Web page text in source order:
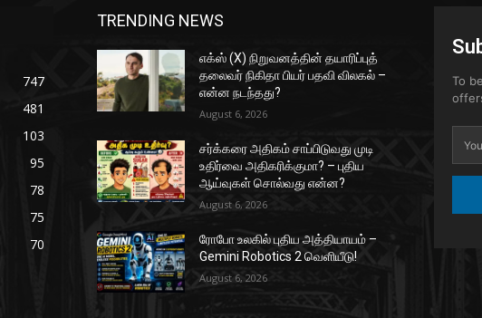
747
481
103
95
78
75
70
TRENDING NEWS
எக்ஸ் (X) நிறுவனத்தின் தயாரிப்புத்
தலைவர் நிகிதா பியர் பதவி விலகல் –
என்ன நடந்தது?
August 6, 2026
சர்க்கரை அதிகம் சாப்பிடுவது முடி
உதிர்வை அதிகரிக்குமா? – புதிய
ஆய்வுகள் சொல்வது என்ன?
August 6, 2026
ரோபோ உலகில் புதிய அத்தியாயம் –
Gemini Robotics 2 வெளியீடு!
August 6, 2026
To